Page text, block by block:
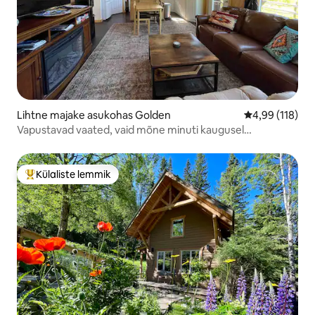
Lihtne majake asukohas Golden Keskmine
4,99 (118)
Vapustavad vaated, vaid mõne minuti kaugusel
Külaliste suur lemmik
Külaliste lemmik